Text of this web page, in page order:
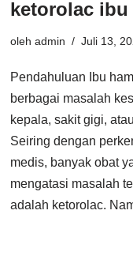
ketorolac ibu
oleh admin Juli 13,
Pendahuluan Ibu
berbagai masalah
kepala, sakit gigi,
Seiring dengan
medis, banyak obat
mengatasi masalah
adalah ketorolac.